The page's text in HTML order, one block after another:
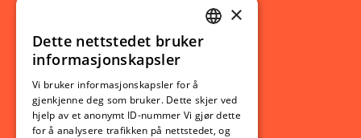
Ny student
Utveksling
Opptak
Lov- og regelverk
NORWEGIAN
×
Dette nettstedet bruker
informasjonskapsler
Vi bruker informasjonskapsler for å
gjenkjenne deg som bruker. Dette skjer ved
hjelp av et anonymt ID-nummer Vi gjør dette
for å analysere trafikken på nettstedet, og